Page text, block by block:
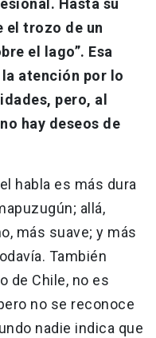
Hasta su
el trozo de un
el lago”. Esa
atención por lo
pero, al
hay deseos de
habla es más dura
allá,
más suave; y más
También
de Chile, no es
no se reconoce
nadie indica que